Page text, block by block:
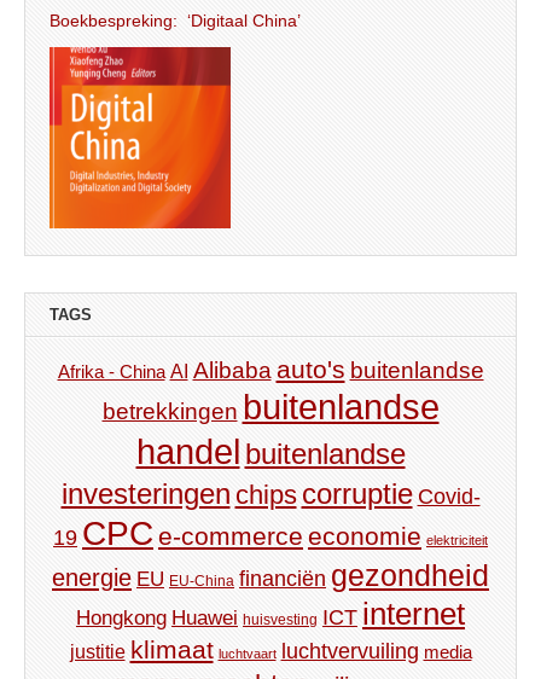
Boekbespreking: ‘Digitaal China’
TAGS
Afrika - China AI Alibaba auto's buitenlandse
betrekkingen buitenlandse
handel buitenlandse
investeringen chips corruptie Covid-
19 CPC e-commerce economie elektriciteit
energie EU EU-China financiën gezondheid
Hongkong Huawei huisvesting ICT internet
justitie klimaat luchtvaart luchtvervuiling media